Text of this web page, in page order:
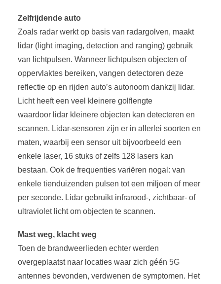
Zelfrijdende auto
Zoals radar werkt op basis van radargolven, maakt
lidar (light imaging, detection and ranging) gebruik
van lichtpulsen. Wanneer lichtpulsen objecten of
oppervlaktes bereiken, vangen detectoren deze
reflectie op en rijden auto’s autonoom dankzij lidar.
Licht heeft een veel kleinere golflengte
waardoor lidar kleinere objecten kan detecteren en
scannen. Lidar-sensoren zijn er in allerlei soorten en
maten, waarbij een sensor uit bijvoorbeeld een
enkele laser, 16 stuks of zelfs 128 lasers kan
bestaan. Ook de frequenties variëren nogal: van
enkele tienduizenden pulsen tot een miljoen of meer
per seconde. Lidar gebruikt infrarood-, zichtbaar- of
ultraviolet licht om objecten te scannen.
Mast weg, klacht weg
Toen de brandweerlieden echter werden
overgeplaatst naar locaties waar zich géén 5G
antennes bevonden, verdwenen de symptomen. Het